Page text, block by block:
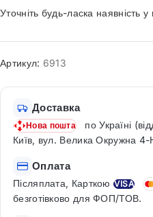
Уточніть будь-ласка наявність
Артикул: 6913
Доставка
Нова пошта
по Україні
Київ, вул. Велика Окружна 4-
Оплата
Післяплата, Карткою VISA
безготівково для ФОП/ТОВ.